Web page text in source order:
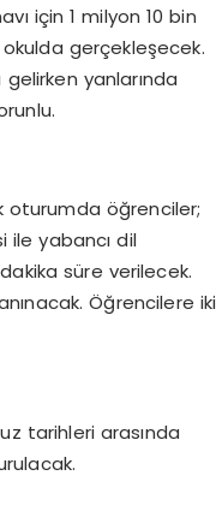
için 1 milyon 10 bin
gerçekleşecek.
gelirken yanlarında
oturumda öğrenciler;
ile yabancı dil
süre verilecek.
Öğrencilere iki
tarihleri arasında